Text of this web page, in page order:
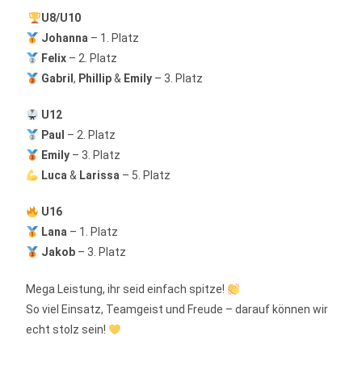
U8/U10
Johanna – 1. Platz
Felix – 2. Platz
Gabril, Phillip& Emily – 3. Platz
U12
Paul – 2. Platz
Emily – 3. Platz
Luca& Larissa – 5. Platz
U16
Lana – 1. Platz
Jakob – 3. Platz
Mega Leistung, ihr seid einfach spitze!
So viel Einsatz, Teamgeist und Freude – darauf können wir
echt stolz sein!